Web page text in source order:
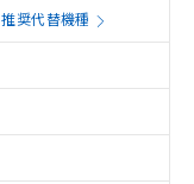
推奨代替機種